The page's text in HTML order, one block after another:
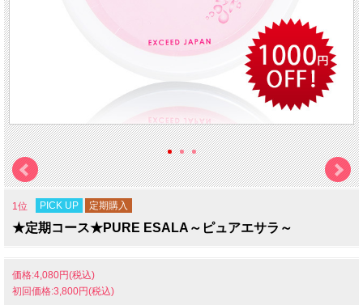
1位 PICK UP 定期購入
★定期コース★PURE ESALA～ピュアエサラ～
価格:4,080円(税込)
初回価格:3,800円(税込)